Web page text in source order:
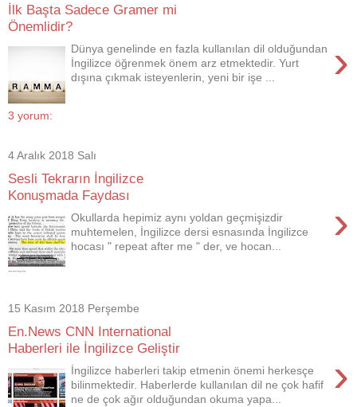
İlk Başta Sadece Gramer mi
Önemlidir?
›
Dünya genelinde en fazla kullanılan dil olduğundan
İngilizce öğrenmek önem arz etmektedir. Yurt
dışına çıkmak isteyenlerin, yeni bir işe ...
3 yorum:
4 Aralık 2018 Salı
Sesli Tekrarın İngilizce
Konuşmada Faydası
›
Okullarda hepimiz aynı yoldan geçmişizdir
muhtemelen, İngilizce dersi esnasında İngilizce
hocası " repeat after me " der, ve hocan...
15 Kasım 2018 Perşembe
En.News CNN International
Haberleri ile İngilizce Geliştir
›
İngilizce haberleri takip etmenin önemi herkesçe
bilinmektedir. Haberlerde kullanılan dil ne çok hafif
ne de çok ağır olduğundan okuma yapa...